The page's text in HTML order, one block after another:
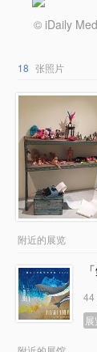
© iDaily
18 张照片
附近的展览
44